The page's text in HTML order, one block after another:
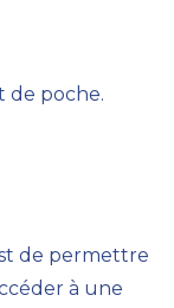
de poche.
de permettre
à une